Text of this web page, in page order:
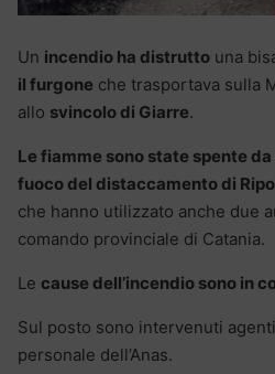
Un incendio ha distrutto una
il furgone che trasportava sulla
allo svincolo di Giarre.
Le fiamme sono state spente
fuoco del distaccamento di
che hanno utilizzato anche due
comando provinciale di Catania.
Le cause dell’incendio sono in
Sul posto sono intervenuti
personale dell’Anas.